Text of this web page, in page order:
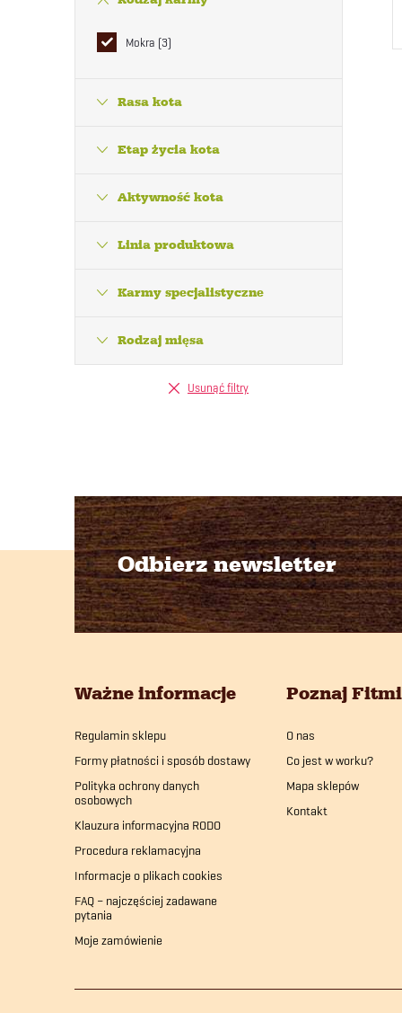
Mokra 3
Rasa kota
Etap życia kota
Aktywność kota
Linia produktowa
Karmy specjalistyczne
Rodzaj mięsa
Usunąć filtry
t
Odbierz newsletter
Ważne informacje
Regulamin sklepu
Formy płatności i sposób dostawy
Polityka ochrony danych
osobowych
Klauzura informacyjna RODO
Procedura reklamacyjna
Informacje o plikach cookies
FAQ – najczęściej zadawane
pytania
Moje zamówienie
Poznaj
O nas
Co jest w worku?
Mapa sklepów
Kontakt